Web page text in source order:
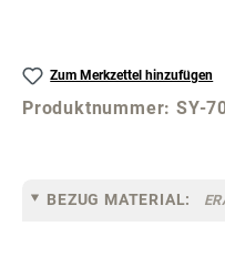
Zum Merkzettel hinzufügen
Produktnummer:SY-
BEZUG MATERIAL: